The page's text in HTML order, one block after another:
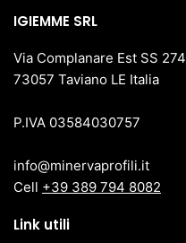
IGIEMME SRL
Via Complanare Est SS 274
73057 Taviano LE Italia
P.IVA 03584030757
info@minervaprofili.it
Cell +39 389 794 8082
Link utili